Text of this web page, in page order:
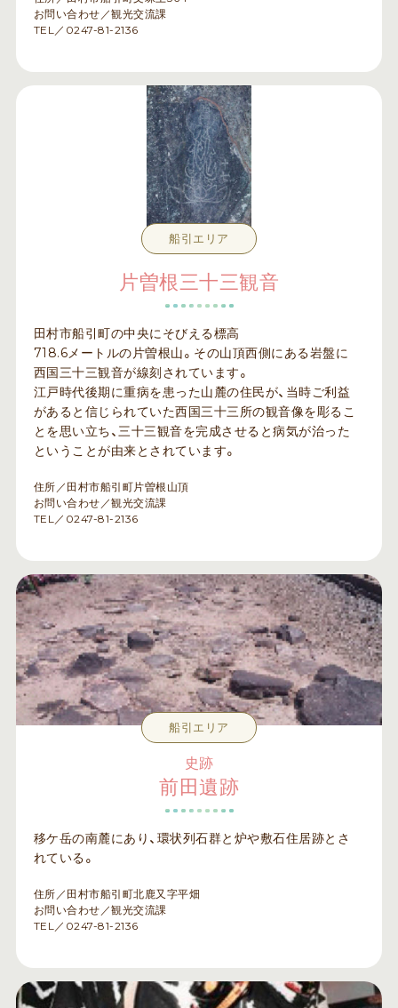
お問い合わせ／観光交流課
TEL／0247-81-2136
船引エリア
片曽根三十三観音
田村市船引町の中央にそびえる標高
718.6メートルの片曽根山。その山頂西側にある岩盤に
西国三十三観音が線刻されています。
江戸時代後期に重病を患った山麓の住民が、当時ご利益
があると信じられていた西国三十三所の観音像を彫るこ
とを思い立ち、三十三観音を完成させると病気が治った
ということが由来とされています。
住所／田村市船引町片曽根山頂
お問い合わせ／観光交流課
TEL／0247-81-2136
船引エリア
史跡
前田遺跡
移ケ岳の南麓にあり、環状列石群と炉や敷石住居跡とさ
れている。
住所／田村市船引町北鹿又字平畑
お問い合わせ／観光交流課
TEL／0247-81-2136